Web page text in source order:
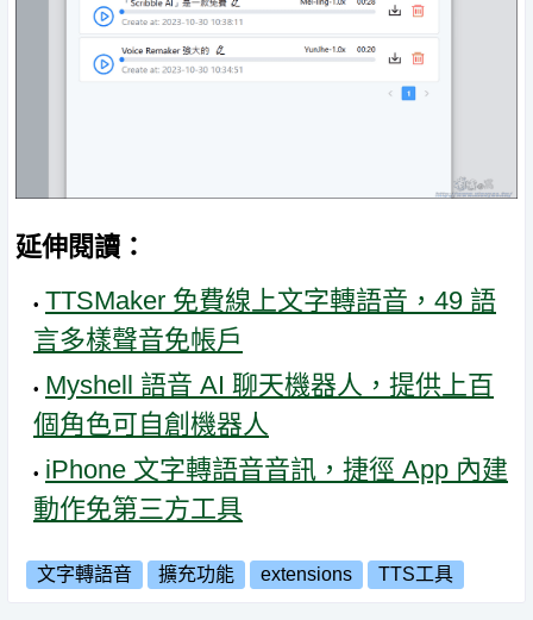
延伸閱讀：
TTSMaker 免費線上文字轉語音，49 語
言多樣聲音免帳戶
Myshell 語音 AI 聊天機器人，提供上百
個角色可自創機器人
iPhone 文字轉語音音訊，捷徑 App 內建
動作免第三方工具
文字轉語音 擴充功能 extensions TTS工具